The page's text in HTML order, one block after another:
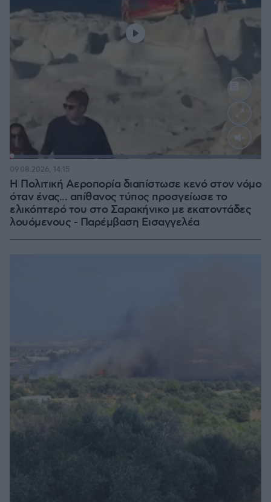
:
Η Πολιτική Αεροπορία διαπίστωσε κενό στον νόμο
όταν ένας... απίθανος τύπος προσγείωσε το
ελικόπτερό του στο Σαρακήνικο με εκατοντάδες
λουόμενους - Παρέμβαση Εισαγγελέα
09.08.2026, 14:15